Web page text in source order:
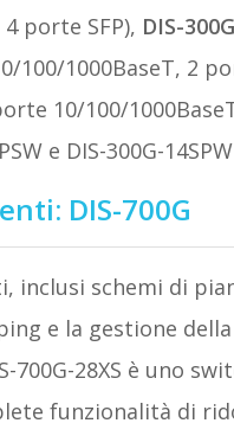
porte SFP), DIS-
100/1000BaseT, 2
10/100/
e DIS-300G-
DIS-700G
schemi di
e la gestione
28XS è uno
funzionalità di